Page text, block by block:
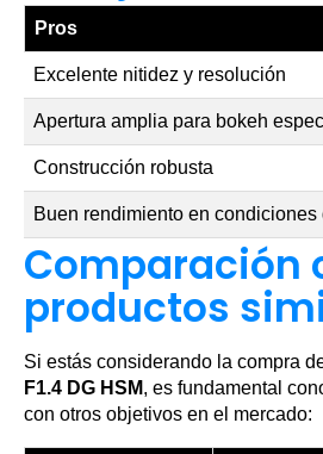
Pros
Excelente nitidez y resolución
Apertura amplia para bokeh
Construcción robusta
Buen rendimiento en condiciones
Comparación
productos
Si estás considerando la compra
F1.4 DG HSM, es fundamental
con otros objetivos en el mercado: